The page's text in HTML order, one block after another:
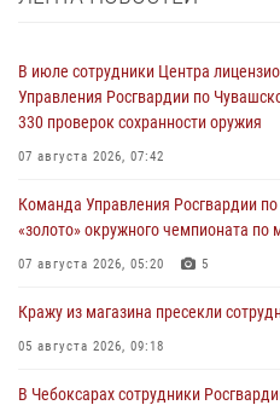
В июле сотрудники Центра
Управления Росгвардии по
330 проверок сохранности оружия
07 августа 2026, 07:42
Команда Управления Росгвардии
«золото» окружного чемпионата по
07 августа 2026, 05:20 5
Кражу из магазина пресекли
05 августа 2026, 09:18
В Чебоксарах сотрудники